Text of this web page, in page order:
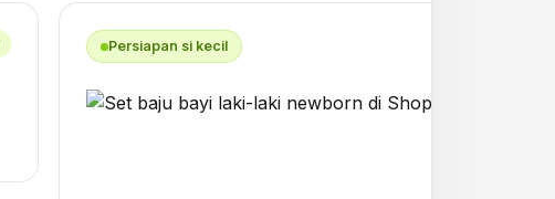
Persiapan si kecil